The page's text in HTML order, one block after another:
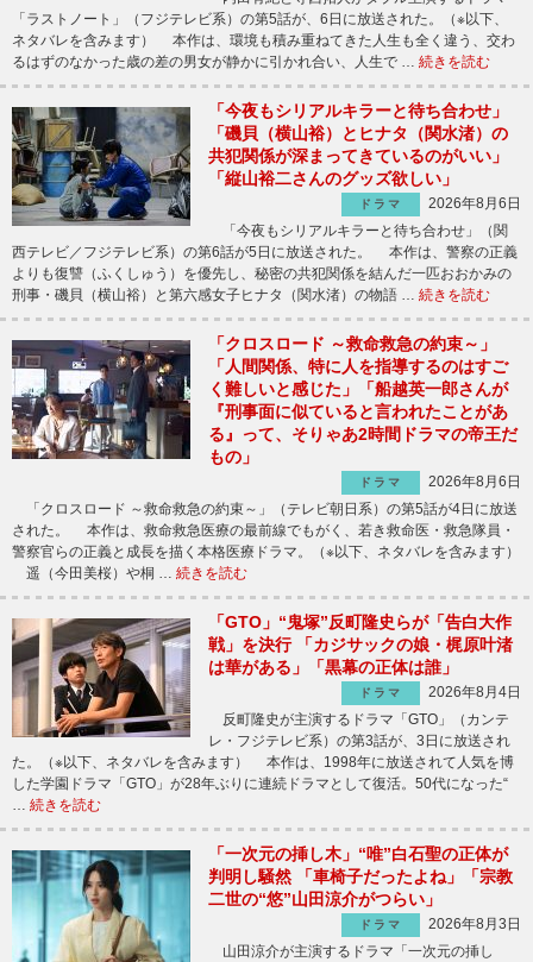
「ラストノート」（フジテレビ系）の第5話が、6日に放送された。（※以下、
ネタバレを含みます） 本作は、環境も積み重ねてきた人生も全く違う、交わ
るはずのなかった歳の差の男女が静かに引かれ合い、人生で … 続きを読む
「今夜もシリアルキラーと待ち合わせ」
「磯貝（横山裕）とヒナタ（関水渚）の
共犯関係が深まってきているのがいい」
「縦山裕二さんのグッズ欲しい」
ドラマ
2026年8月6日
「今夜もシリアルキラーと待ち合わせ」（関
西テレビ／フジテレビ系）の第6話が5日に放送された。 本作は、警察の正義
よりも復讐（ふくしゅう）を優先し、秘密の共犯関係を結んだ一匹おおかみの
刑事・磯貝（横山裕）と第六感女子ヒナタ（関水渚）の物語 … 続きを読む
「クロスロード ～救命救急の約束～」
「人間関係、特に人を指導するのはすご
く難しいと感じた」「船越英一郎さんが
『刑事面に似ていると言われたことがあ
る』って、そりゃあ2時間ドラマの帝王だ
もの」
ドラマ
2026年8月6日
「クロスロード ～救命救急の約束～」（テレビ朝日系）の第5話が4日に放送
された。 本作は、救命救急医療の最前線でもがく、若き救命医・救急隊員・
警察官らの正義と成長を描く本格医療ドラマ。（※以下、ネタバレを含みます）
遥（今田美桜）や桐 … 続きを読む
「GTO」“鬼塚”反町隆史らが「告白大作
戦」を決行 「カジサックの娘・梶原叶渚
は華がある」「黒幕の正体は誰」
ドラマ
2026年8月4日
反町隆史が主演するドラマ「GTO」（カンテ
レ・フジテレビ系）の第3話が、3日に放送され
た。（※以下、ネタバレを含みます） 本作は、1998年に放送されて人気を博
した学園ドラマ「GTO」が28年ぶりに連続ドラマとして復活。50代になった“
… 続きを読む
「一次元の挿し木」“唯”白石聖の正体が
判明し騒然 「車椅子だったよね」「宗教
二世の“悠”山田涼介がつらい」
ドラマ
2026年8月3日
山田涼介が主演するドラマ「一次元の挿し